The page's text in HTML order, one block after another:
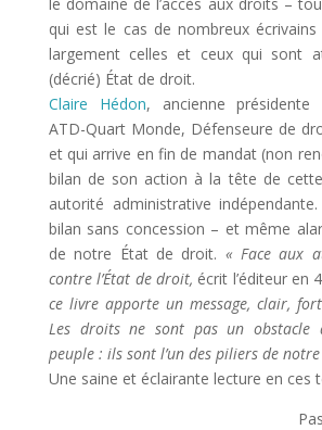
qui est le cas de nombreux
largement celles et ceux qui sont
(décrié) État de droit.
Claire Hédon, ancienne présidente
ATD-Quart Monde, Défenseure de
et qui arrive en fin de mandat (non
bilan de son action à la tête de
autorité administrative indépendante.
bilan sans concession – et même
de notre État de droit. « Face aux
contre l’État de droit, écrit l’éditeur en 4
ce livre apporte un message, clair,
Les droits ne sont pas un
peuple : ils sont l’un des piliers de
Une saine et éclairante lecture en ces